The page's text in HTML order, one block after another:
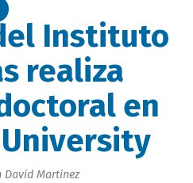
Instituto
realiza
en
David Martinez